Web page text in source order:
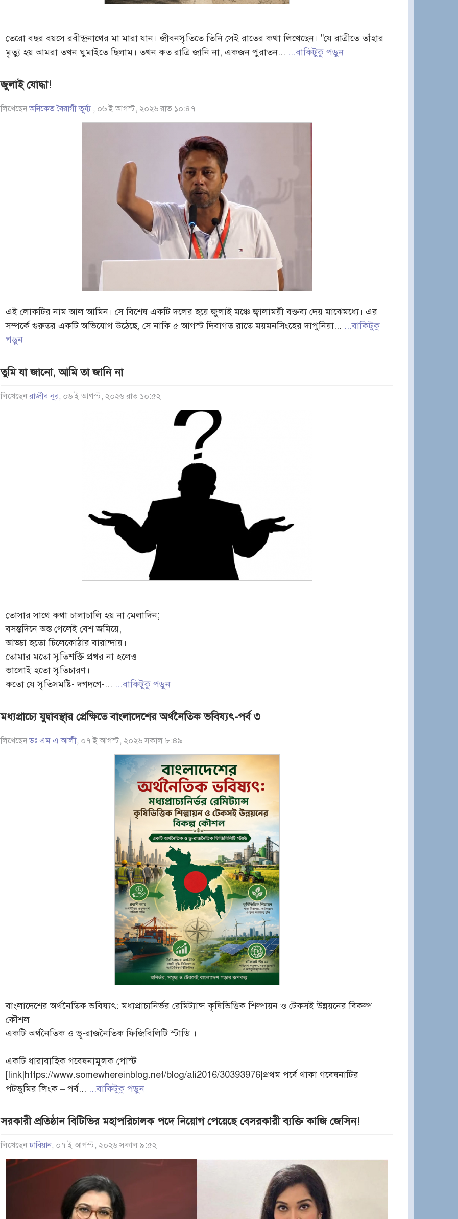
তেরো বছর বয়সে রবীন্দ্রনাথের মা মারা যান। জীবনস্মৃতিতে তিনি সেই রাতের কথা লিখেছেন। "যে রাত্রীতে তাঁহার
মৃত্যু হয় আমরা তখন ঘুমাইতে ছিলাম। তখন কত রাত্রি জানি না, একজন পুরাতন... ...বাকিটুকু পড়ুন
জুলাই যোদ্ধা!
লিখেছেনঅনিকেত বৈরাগী তূর্য্য , ০৬ ই আগস্ট, ২০২৬ রাত ১০:৪৭
এই লোকটির নাম আল আমিন। সে বিশেষ একটি দলের হয়ে জুলাই মঞ্চে জ্বালাময়ী বক্তব্য দেয় মাঝেমধ্যে। এর
সম্পর্কে গুরুতর একটি অভিযোগ উঠেছে, সে নাকি ৫ আগস্ট দিবাগত রাতে ময়মনসিংহের দাপুনিয়া... ...বাকিটুকু
পড়ুন
তুমি যা জানো, আমি তা জানি না
লিখেছেনরাজীব নুর, ০৬ ই আগস্ট, ২০২৬ রাত ১০:৫২
তোসার সাথে কথা চালাচালি হয় না মেলাদিন;
বসন্তদিনে অস্ত গেলেই বেশ জমিয়ে,
আড্ডা হতো চিলেকোঠার বারান্দায়।
তোমার মতো স্মৃতিশক্তি প্রখর না হলেও
ভালোই হতো স্মৃতিচারণ।
কতো যে স্মৃতিসমষ্টি- দগদগে-... ...বাকিটুকু পড়ুন
মধ্যপ্রাচ্যে যুদ্বাবস্থার প্রেক্ষিতে বাংলাদেশের অর্থনৈতিক ভবিষ্যৎ-পর্ব ৩
লিখেছেনডঃ এম এ আলী, ০৭ ই আগস্ট, ২০২৬ সকাল ৮:৪৯
বাংলাদেশের অর্থনৈতিক ভবিষ্যৎ: মধ্যপ্রাচ্যনির্ভর রেমিট্যান্স কৃষিভিত্তিক শিল্পায়ন ও টেকসই উন্নয়নের বিকল্প
কৌশল
একটি অর্থনৈতিক ও ভূ-রাজনৈতিক ফিজিবিলিটি স্টাডি ।
একটি ধারাবাহিক গবেষনামুলক পোস্ট
[link|https://www.somewhereinblog.net/blog/ali2016/30393976|প্রথম পর্বে থাকা গবেষনাটির
পটভুমির লিংক – পর্ব... ...বাকিটুকু পড়ুন
সরকারী প্রতিষ্ঠান বিটিভির মহাপরিচালক পদে নিয়োগ পেয়েছে বেসরকারী ব্যক্তি কাজি জেসিন!
লিখেছেনঢাবিয়ান, ০৭ ই আগস্ট, ২০২৬ সকাল ৯:৫২